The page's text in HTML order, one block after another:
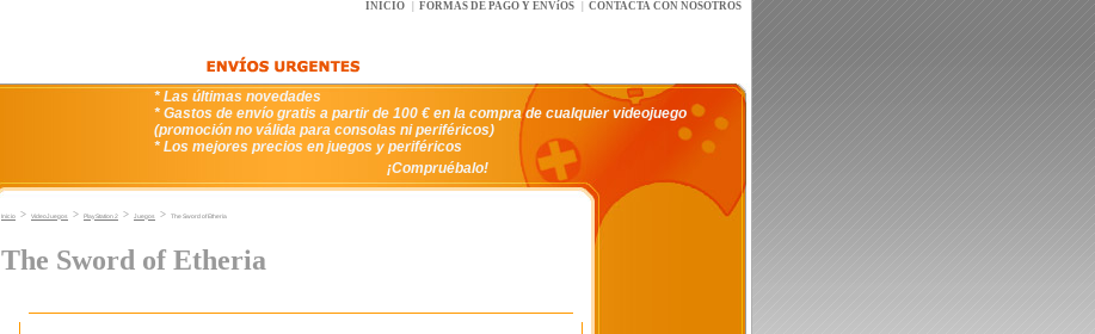
INICIO FORMAS DE PAGO Y ENVíOS CONTACTA CON NOSOTROS
* Las últimas novedades
* Gastos de envío gratis a partir de 100 € en la compra de cualquier videojuego
(promoción no válida para consolas ni periféricos)
* Los mejores precios en juegos y periféricos
¡Compruébalo!
Inicio > VideoJuegos > PlayStation 2 > Juegos > The Sword of Etheria
The Sword of Etheria